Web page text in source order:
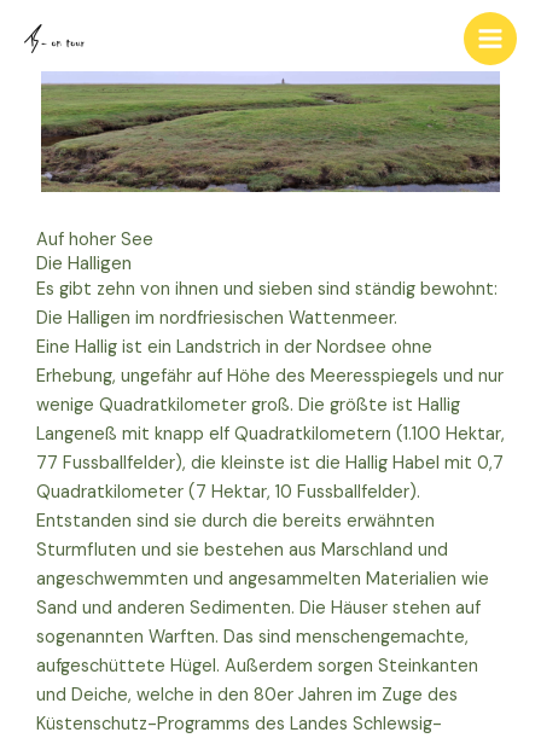
Inhalt
springen
Auf hoher See
Die Halligen
Es gibt zehn von ihnen und sieben sind ständig bewohnt:
Die Halligen im nordfriesischen Wattenmeer.
Eine Hallig ist ein Landstrich in der Nordsee ohne
Erhebung, ungefähr auf Höhe des Meeresspiegels und nur
wenige Quadratkilometer groß. Die größte ist Hallig
Langeneß mit knapp elf Quadratkilometern (1.100 Hektar,
77 Fussballfelder), die kleinste ist die Hallig Habel mit 0,7
Quadratkilometer (7 Hektar, 10 Fussballfelder).
Entstanden sind sie durch die bereits erwähnten
Sturmfluten und sie bestehen aus Marschland und
angeschwemmten und angesammelten Materialien wie
Sand und anderen Sedimenten. Die Häuser stehen auf
sogenannten Warften. Das sind menschengemachte,
aufgeschüttete Hügel. Außerdem sorgen Steinkanten
und Deiche, welche in den 80er Jahren im Zuge des
Küstenschutz-Programms des Landes Schlewsig-